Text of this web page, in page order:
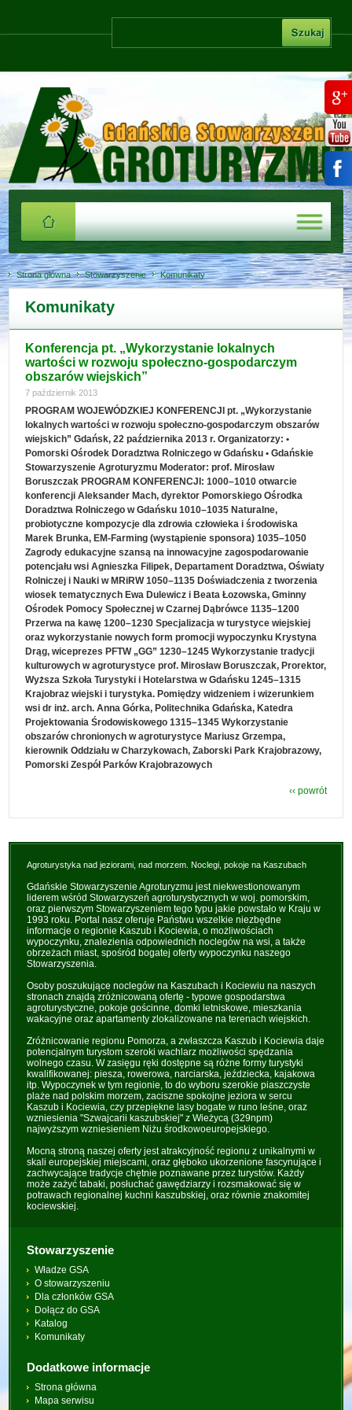
Strona główna Stowarzyszenie Komunikaty
Komunikaty
Konferencja pt. „Wykorzystanie lokalnych
wartości w rozwoju społeczno-gospodarczym
obszarów wiejskich”
7 październik 2013
PROGRAM WOJEWÓDZKIEJ KONFERENCJI pt. „Wykorzystanie
lokalnych wartości w rozwoju społeczno-gospodarczym obszarów
wiejskich” Gdańsk, 22 października 2013 r. Organizatorzy: •
Pomorski Ośrodek Doradztwa Rolniczego w Gdańsku • Gdańskie
Stowarzyszenie Agroturyzmu Moderator: prof. Mirosław
Boruszczak PROGRAM KONFERENCJI: 1000–1010 otwarcie
konferencji Aleksander Mach, dyrektor Pomorskiego Ośrodka
Doradztwa Rolniczego w Gdańsku 1010–1035 Naturalne,
probiotyczne kompozycje dla zdrowia człowieka i środowiska
Marek Brunka, EM-Farming (wystąpienie sponsora) 1035–1050
Zagrody edukacyjne szansą na innowacyjne zagospodarowanie
potencjału wsi Agnieszka Filipek, Departament Doradztwa, Oświaty
Rolniczej i Nauki w MRiRW 1050–1135 Doświadczenia z tworzenia
wiosek tematycznych Ewa Dulewicz i Beata Łozowska, Gminny
Ośrodek Pomocy Społecznej w Czarnej Dąbrówce 1135–1200
Przerwa na kawę 1200–1230 Specjalizacja w turystyce wiejskiej
oraz wykorzystanie nowych form promocji wypoczynku Krystyna
Drąg, wiceprezes PFTW „GG” 1230–1245 Wykorzystanie tradycji
kulturowych w agroturystyce prof. Mirosław Boruszczak, Prorektor,
Wyższa Szkoła Turystyki i Hotelarstwa w Gdańsku 1245–1315
Krajobraz wiejski i turystyka. Pomiędzy widzeniem i wizerunkiem
wsi dr inż. arch. Anna Górka, Politechnika Gdańska, Katedra
Projektowania Środowiskowego 1315–1345 Wykorzystanie
obszarów chronionych w agroturystyce Mariusz Grzempa,
kierownik Oddziału w Charzykowach, Zaborski Park Krajobrazowy,
Pomorski Zespół Parków Krajobrazowych
‹‹ powrót
Agroturystyka nad jeziorami, nad morzem. Noclegi, pokoje na Kaszubach
Gdańskie Stowarzyszenie Agroturyzmu jest niekwestionowanym
liderem wśród Stowarzyszeń agroturystycznych w woj. pomorskim,
oraz pierwszym Stowarzyszeniem tego typu jakie powstało w Kraju w
1993 roku. Portal nasz oferuje Państwu wszelkie niezbędne
informacje o regionie Kaszub i Kociewia, o możliwościach
wypoczynku, znalezienia odpowiednich noclegów na wsi, a także
obrzeżach miast, spośród bogatej oferty wypoczynku naszego
Stowarzyszenia.
Osoby poszukujące noclegów na Kaszubach i Kociewiu na naszych
stronach znajdą zróżnicowaną ofertę - typowe gospodarstwa
agroturystyczne, pokoje gościnne, domki letniskowe, mieszkania
wakacyjne oraz apartamenty zlokalizowane na terenach wiejskich.
Zróżnicowanie regionu Pomorza, a zwłaszcza Kaszub i Kociewia daje
potencjalnym turystom szeroki wachlarz możliwości spędzania
wolnego czasu. W zasięgu ręki dostępne są różne formy turystyki
kwalifikowanej: piesza, rowerowa, narciarska, jeździecka, kajakowa
itp. Wypoczynek w tym regionie, to do wyboru szerokie piaszczyste
plaże nad polskim morzem, zaciszne spokojne jeziora w sercu
Kaszub i Kociewia, czy przepiękne lasy bogate w runo leśne, oraz
wzniesienia "Szwajcarii kaszubskiej" z Wieżycą (329npm)
najwyższym wzniesieniem Niżu środkowoeuropejskiego.
Mocną stroną naszej oferty jest atrakcyjność regionu z unikalnymi w
skali europejskiej miejscami, oraz głęboko ukorzenione fascynujące i
zachwycające tradycje chętnie poznawane przez turystów. Każdy
może zażyć tabaki, posłuchać gawędziarzy i rozsmakować się w
potrawach regionalnej kuchni kaszubskiej, oraz równie znakomitej
kociewskiej.
Stowarzyszenie
Władze GSA
O stowarzyszeniu
Dla członków GSA
Dołącz do GSA
Katalog
Komunikaty
Dodatkowe informacje
Strona główna
Mapa serwisu